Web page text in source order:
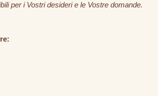
per i Vostri desideri e le Vostre domande.